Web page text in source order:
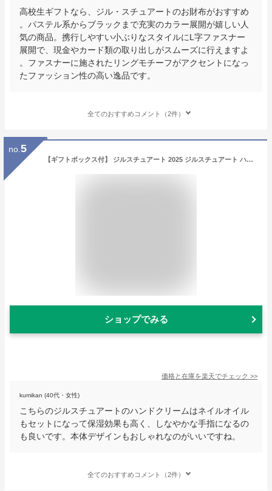
高校生ギフトなら、ジル・スチュアートのお財布がおすすめ
。パステル系からブラックまで充実のカラー展開が嬉しい人
気の商品。携行しやすい小ぶりなスタイルにL字ファスナー
展開で、現金やカード類の取り出しがスムーズに行えますよ
。ファスナーに施されたリングモチーフがアクセントになっ
たファッション性の高い逸品です。
全てのおすすめコメント（2件）
no. 5
【ギフトボックス付】 ジルスチュアート 2025 ジルスチュアート ハンドクリーム 女性 JILLSTUART ハンドクリーム ギフト 30ml アロマティックフラワー ネイルオイル ジルスチュアートハンドクリーム 誕生日プレゼント 女友達
ショップでみる
価格と在庫を楽天でチェック >>
kumikan (40代・女性)
こちらのジルスチュアートのハンドクリームはネイルオイル
もセットになって保湿効果も高く、しなやかな手指になるの
も良いです。本体デザインもおしゃれなのがいいですね。
全てのおすすめコメント（2件）